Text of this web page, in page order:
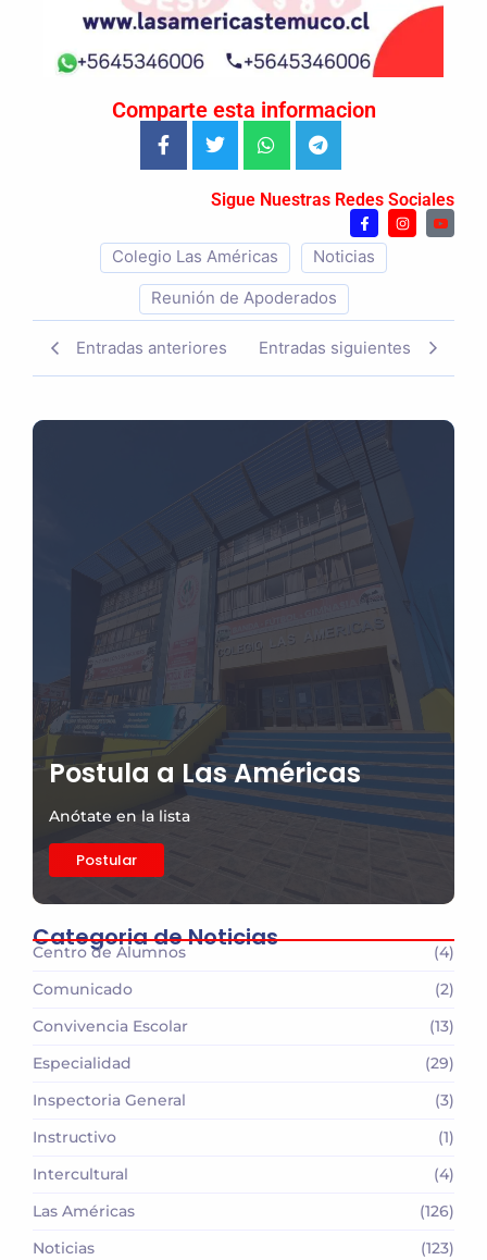
Comparte esta informacion
Sigue Nuestras Redes Sociales
Colegio Las Américas
Noticias
Reunión de Apoderados
Entradas anteriores Entradas siguientes
Postula a Las Américas
Anótate en la lista
Postular
Categoria de Noticias
Centro de Alumnos
(4)
Comunicado
(2)
Convivencia Escolar
(13)
Especialidad
(29)
Inspectoria General
(3)
Instructivo
(1)
Intercultural
(4)
Las Américas
(126)
Noticias
(123)